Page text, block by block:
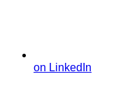
on LinkedIn